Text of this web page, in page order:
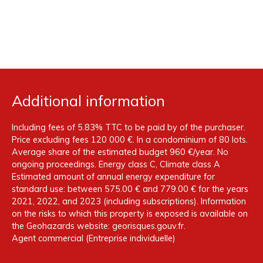
Additional information
Including fees of 5.83% TTC to be paid by of the purchaser.
Price excluding fees 120 000 €. In a condominium of 80 lots.
Average share of the estimated budget 960 €/year. No
ongoing proceedings. Energy class C, Climate class A
Estimated amount of annual energy expenditure for
standard use: between 575.00 € and 779.00 € for the years
2021, 2022, and 2023 (including subscriptions). Information
on the risks to which this property is exposed is available on
the Geohazards website: georisques.gouv.fr.
Agent commercial (Entreprise individuelle)